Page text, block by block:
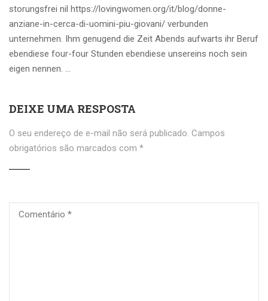
storungsfrei nil https://lovingwomen.org/it/blog/donne-
anziane-in-cerca-di-uomini-piu-giovani/ verbunden
unternehmen. Ihm genugend die Zeit Abends aufwarts ihr Beruf
ebendiese four-four Stunden ebendiese unsereins noch sein
eigen nennen. …
DEIXE UMA RESPOSTA
O seu endereço de e-mail não será publicado. Campos
obrigatórios são marcados com *